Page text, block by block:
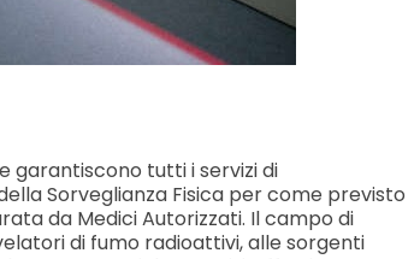
garantiscono tutti i servizi di
Sorveglianza Fisica per come previsto
da Medici Autorizzati. Il campo di
di fumo radioattivi, alle sorgenti